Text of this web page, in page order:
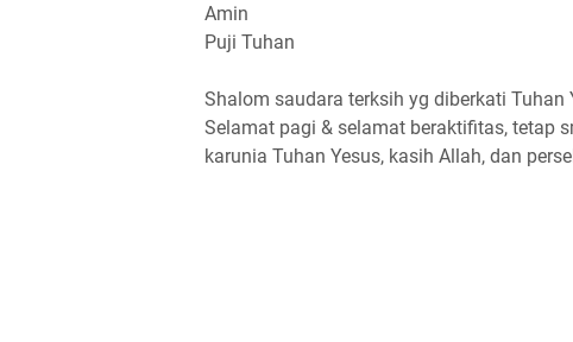
Amin
Puji Tuhan
Shalom saudara terksih yg diberkati Tuhan
Selamat pagi & selamat beraktifitas, tetap
karunia Tuhan Yesus, kasih Allah, dan